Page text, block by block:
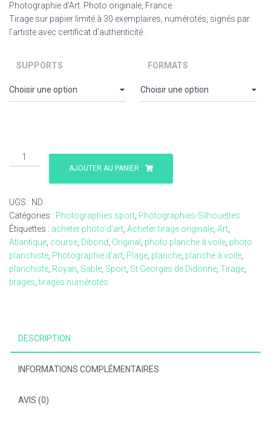
prix :
50,00 €
300,00 €
Photographie d’Art. Photo originale, France.
Tirage sur papier limité à 30 exemplaires, numérotés, signés par
l’artiste avec certificat d’authenticité .
SUPPORTS FORMATS
quantité
de
la
plage
5
-
photographie
picturale
AJOUTER AU PANIER
UGS : ND
Catégories : Photographies sport Photographies-Silhouettes
Étiquettes : acheter photo d'art Acheter tirage originale Art
Atlantique course Dibond Original photo planche à voile photo
planchiste Photographie d'art Plage planche planche à voile
planchiste Royan Sable Sport St Georges de Didonne Tirage
tirages ,tirages numérotés
DESCRIPTION
INFORMATIONS COMPLÉMENTAIRES
AVIS (0)